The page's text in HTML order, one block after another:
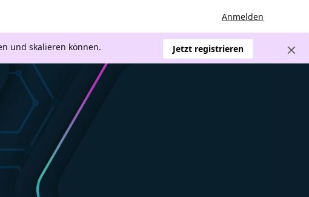
Anmelden
und skalieren können. Jetzt registrieren